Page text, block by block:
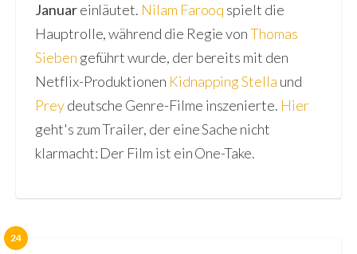
Januareinläutet. Nilam Farooq spielt die
Hauptrolle, während die Regie vonThomas
Sieben geführt wurde, der bereits mit den
Netflix-Produktionen Kidnapping Stella und
Preydeutsche Genre-Filme inszenierte. Hier
geht's zum Trailer, der eine Sache nicht
klarmacht: Der Film ist ein One-Take.
24